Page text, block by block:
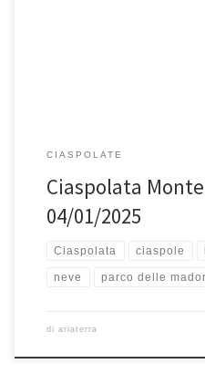
CIASPOLATE
Ciaspolata
04/01/2025
Ciaspolata ciaspole
neve parco delle
di ariaterra